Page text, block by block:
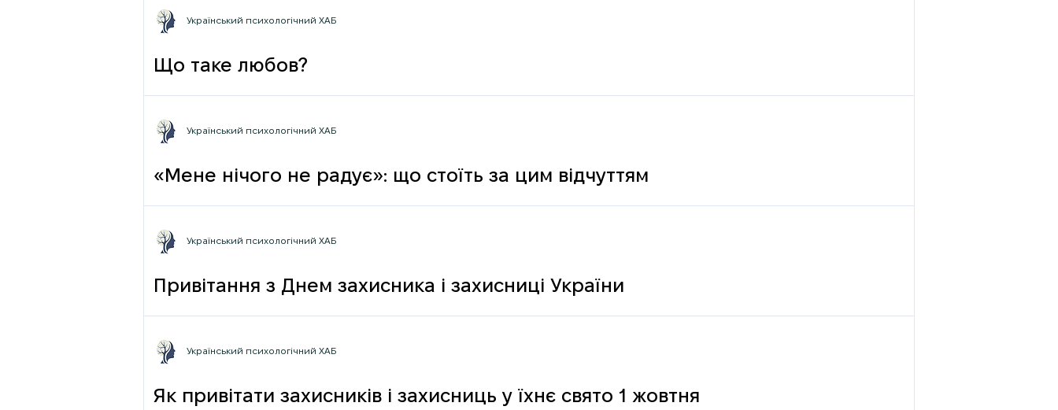
Що таке любов?
Український психологічний ХАБ
«Мене нічого не радує»: що стоїть за цим відчуттям
Український психологічний ХАБ
Привітання з Днем захисника і захисниці України
Український психологічний ХАБ
Як привітати захисників і захисниць у їхнє свято 1 жовтня
Український психологічний ХАБ